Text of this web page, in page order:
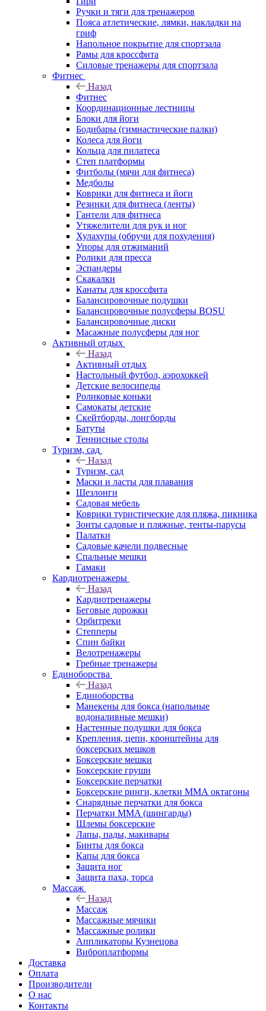
Ручки и тяги для тренажеров
Пояса атлетические, лямки, накладки на
гриф
Напольное покрытие для спортзала
Рамы для кроссфита
Силовые тренажеры для спортзала
Фитнес
Назад
Фитнес
Координационные лестницы
Блоки для йоги
Бодибары (гимнастические палки)
Колеса для йоги
Кольца для пилатеса
Степ платформы
Фитболы (мячи для фитнеса)
Медболы
Коврики для фитнеса и йоги
Резинки для фитнеса (ленты)
Гантели для фитнеса
Утяжелители для рук и ног
Хулахупы (обручи для похудения)
Упоры для отжиманий
Ролики для пресса
Эспандеры
Скакалки
Канаты для кроссфита
Балансировочные подушки
Балансировочные полусферы BOSU
Балансировочные диски
Масажные полусферы для ног
Активный отдых
Назад
Активный отдых
Настольный футбол, аэрохоккей
Детские велосипеды
Роликовые коньки
Самокаты детские
Скейтборды, лонгборды
Батуты
Теннисные столы
Туризм, сад
Назад
Туризм, сад
Маски и ласты для плавания
Шезлонги
Садовая мебель
Коврики туристические для пляжа, пикника
Зонты садовые и пляжные, тенты-парусы
Палатки
Садовые качели подвесные
Спальные мешки
Гамаки
Кардиотренажеры
Назад
Кардиотренажеры
Беговые дорожки
Орбитреки
Степперы
Спин байки
Велотренажеры
Гребные тренажеры
Единоборства
Назад
Единоборства
Манекены для бокса (напольные
водоналивные мешки)
Настенные подушки для бокса
Крепления, цепи, кронштейны для
боксерских мешков
Боксерские мешки
Боксерские груши
Боксерские перчатки
Боксерские ринги, клетки ММА октагоны
Снарядные перчатки для бокса
Перчатки MMA (шингарды)
Шлемы боксерские
Лапы, пады, макивары
Бинты для бокса
Капы для бокса
Защита ног
Защита паха, торса
Массаж
Назад
Массаж
Массажные мячики
Массажные ролики
Аппликаторы Кузнецова
Виброплатформы
Доставка
Оплата
Производители
О нас
Контакты